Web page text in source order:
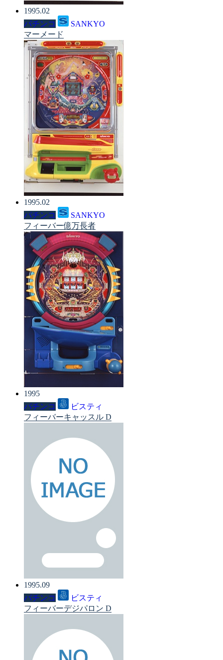
1995.02
パチンコ
SANKYO
マーメード
1995.02
パチンコ
SANKYO
フィーバー億万長者
1995
パチンコ
ビスティ
フィーバーキャッスル D
1995.09
パチンコ
ビスティ
フィーバーデジパロン D